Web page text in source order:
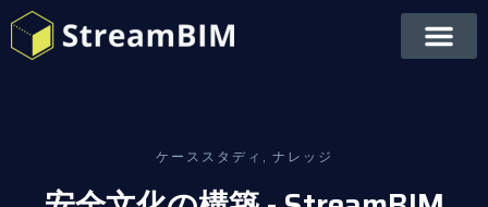
ケーススタディ , ナレッジ